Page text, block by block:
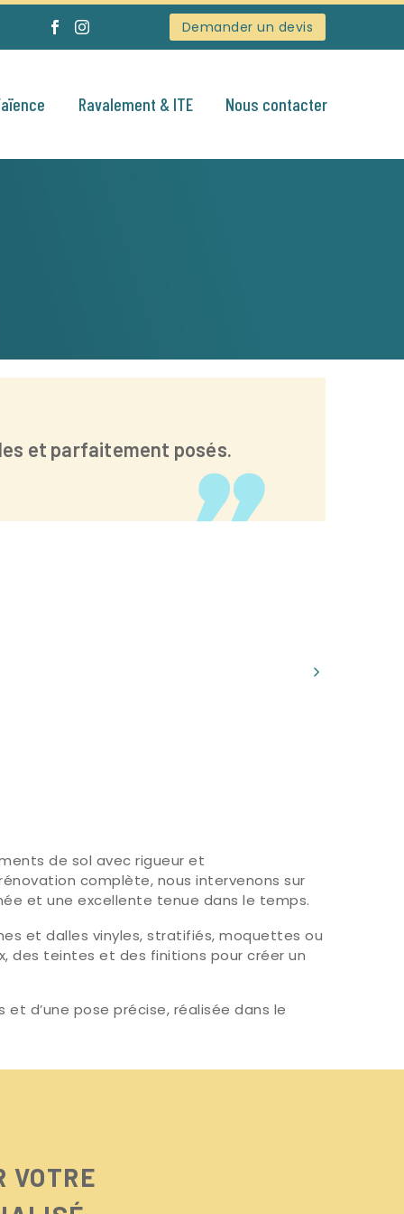
Demander un devis
Ravalement & ITE Nous contacter
et parfaitement posés.
de sol avec rigueur et
complète, nous intervenons sur
et une excellente tenue dans le temps.
et dalles vinyles, stratifiés, moquettes ou
des teintes et des finitions pour créer un
d’une pose précise, réalisée dans le
VOTRE